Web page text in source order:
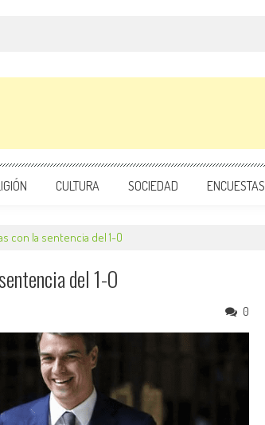
CULTURA SOCIEDAD ENCUESTAS
con la sentencia del 1-O
del 1-O
0